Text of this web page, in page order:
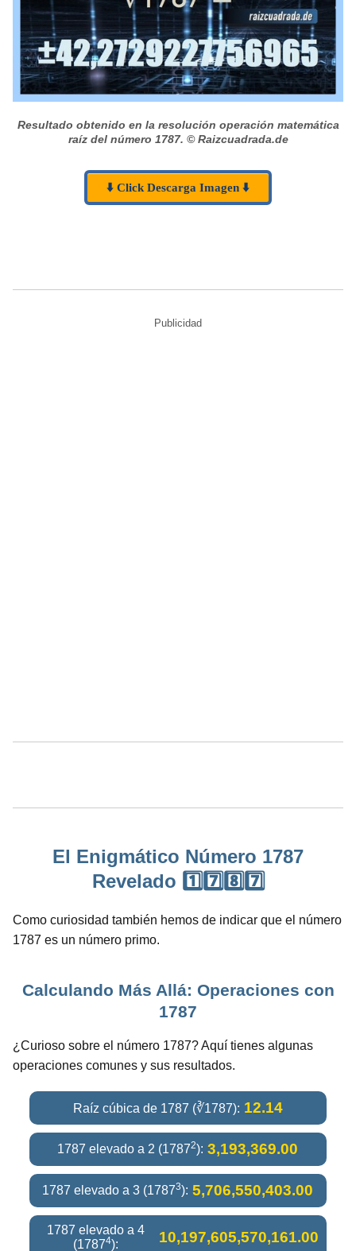
Resultado obtenido en la resolución operación matemática
raíz del número 1787. © Raizcuadrada.de
⬇️ Click Descarga Imagen ⬇️
Publicidad
El Enigmático Número 1787
Revelado 1️⃣7️⃣8️⃣7️⃣
Como curiosidad también hemos de indicar que el número
1787 es un número primo.
Calculando Más Allá: Operaciones con
1787
¿Curioso sobre el número 1787? Aquí tienes algunas
operaciones comunes y sus resultados.
Raíz cúbica de 1787 (∛1787): 12.14
1787 elevado a 2 (17872): 3,193,369.00
1787 elevado a 3 (17873): 5,706,550,403.00
1787 elevado a 4
(17874): 10,197,605,570,161.00